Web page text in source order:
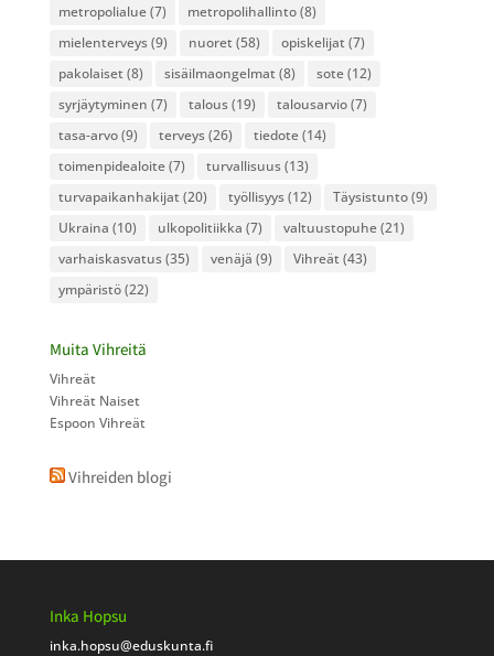
metropolialue(7) metropolihallinto(8)
mielenterveys(9) nuoret (58) opiskelijat (7)
pakolaiset (8) sisäilmaongelmat (8) sote(12)
syrjäytyminen (7) talous(19) talousarvio(7)
tasa-arvo(9) terveys(26) tiedote(14)
toimenpidealoite(7) turvallisuus(13)
turvapaikanhakijat (20) työllisyys(12) Täysistunto(9)
Ukraina (10) ulkopolitiikka (7) valtuustopuhe(21)
varhaiskasvatus(35) venäjä (9) Vihreät (43)
ympäristö(22)
Muita Vihreitä
Vihreät
Vihreät Naiset
Espoon Vihreät
Vihreiden blogi
Inka Hopsu
inka.hopsu@eduskunta.fi